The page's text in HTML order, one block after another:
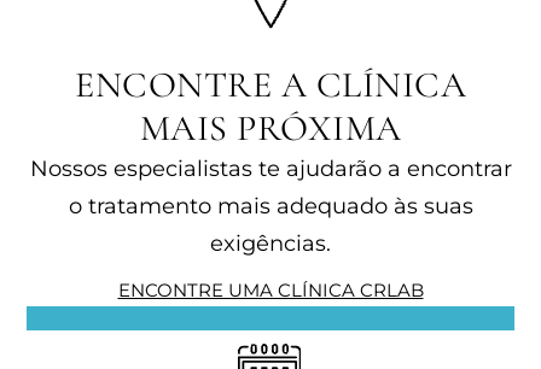
ENCONTRE A CLÍNICA
MAIS PRÓXIMA
Nossos especialistas te ajudarão a encontrar
o tratamento mais adequado às suas
exigências.
ENCONTRE UMA CLÍNICA CRLAB